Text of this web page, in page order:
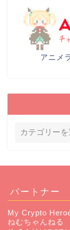
アニメ
パートナー
My Crypto
ねむちゃんねる